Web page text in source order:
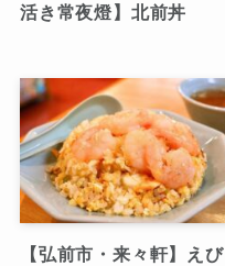
活き常夜燈】北前丼
【弘前市・来々軒】えび